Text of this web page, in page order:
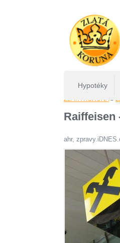
Hypotéky
ZLATÁ KORUNA»
Raiffeisen
ahr,